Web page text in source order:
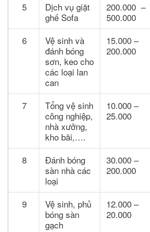
5
Dịch vụ giặt
ghế Sofa
200.000 –
500.000
6
Vệ sinh và
đánh bóng
sơn, keo cho
các loại lan
can
15.000 –
200.000
7
Tổng vệ sinh
công nghiệp,
nhà xưởng,
kho bãi,….
10.000 –
25.000
8
Đánh bóng
sàn nhà các
loại
30.000 –
200.000
9
Vệ sinh, phủ
bóng sàn
gạch
12.000 –
20.000